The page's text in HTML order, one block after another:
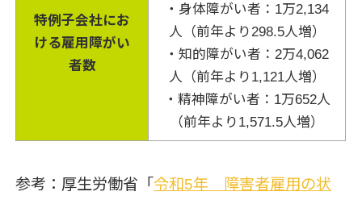
特例子会社にお
ける雇用障がい
者数
・身体障がい者：1万2,134
人（前年より298.5人増）
・知的障がい者：2万4,062
人（前年より1,121人増）
・精神障がい者：1万652人
（前年より1,571.5人増）
参考：厚生労働省「 令和5年 障害者雇用の状